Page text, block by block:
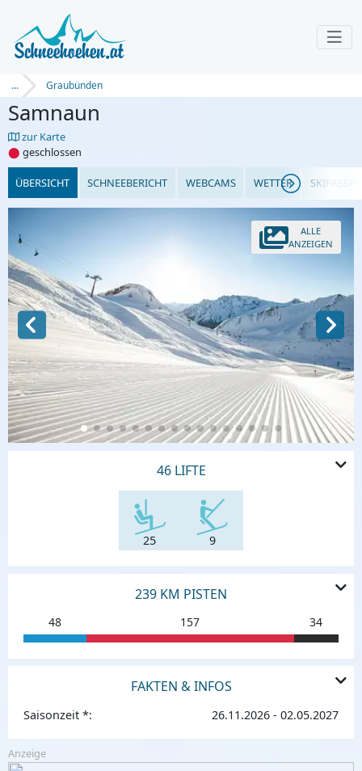
... Graubünden
Samnaun
zur Karte
⬤ geschlossen
ÜBERSICHT SCHNEEBERICHT WEBCAMS WETTER
ALLE
ANZEIGEN
46 LIFTE
25 9
239 KM PISTEN
48 157 34
FAKTEN & INFOS
Saisonzeit *: 26.11.2026 - 02.05.2027
Anzeige